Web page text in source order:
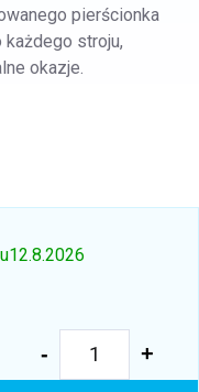
pierścionka
każdego stroju,
okazje.
12.8.2026